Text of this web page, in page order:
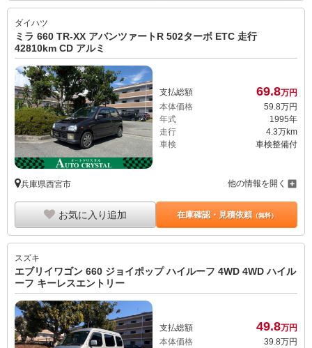
ダイハツ
ミラ 660 TR-XX アバンツァートR 502ターボ ETC 走行
42810km CD アルミ
支払総額 69.8万円
本体価格
59. 8万円
年式
1995年
走行
4.3万km
車検
車検整備付
兵庫県西宮市 他の情報を開く
お気に入り追加 在庫確認・見積依頼（無料）
スズキ
エブリイワゴン 660 ジョイポップ ハイルーフ 4WD 4WD ハイル
ーフ キーレスエントリー
支払総額 49.8万円
本体価格
39.8万円